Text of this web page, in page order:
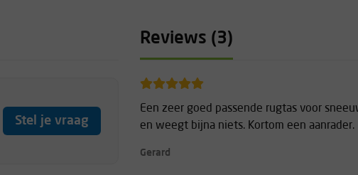
Stel je vraag
Reviews (3)
Een zeer goed passende rugtas voor
en weegt bijna niets. Kortom een aanrader.
Gerard